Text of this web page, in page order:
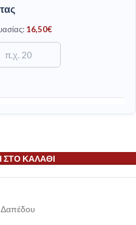
16,50€
ΚΑΛΆΘΙ
Δαπέδου